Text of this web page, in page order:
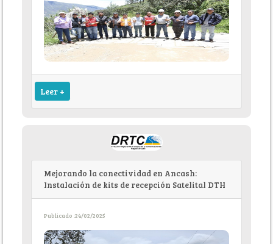
Leer +
Mejorando la conectividad en Ancash:
Instalación de kits de recepción Satelital DTH
Publicado :24/02/2025